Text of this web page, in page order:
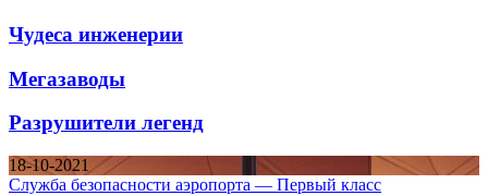
Чудеса инженерии
Мегазаводы
Разрушители легенд
18-10-2021
Служба безопасности аэропорта — Первый класс